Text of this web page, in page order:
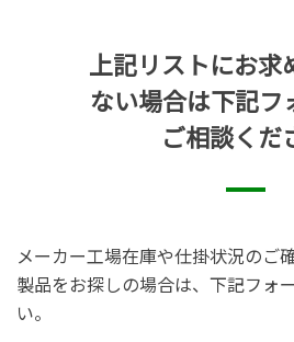
上記リストにお求
ない場合は下記フ
ご相談くだ
メーカー工場在庫や仕掛状況のご
製品をお探しの場合は、下記フォ
い。